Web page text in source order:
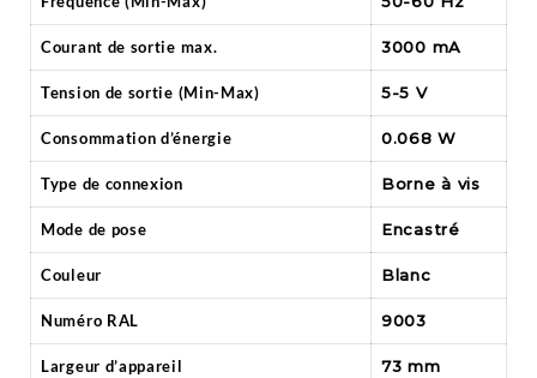
Courant de sortie max. 3000 mA
Tension de sortie (Min-Max) 5-5 V
Consommation d’énergie 0.068 W
Type de connexion Borne à vis
Mode de pose Encastré
Couleur Blanc
Numéro RAL 9003
Largeur d’appareil 73 mm